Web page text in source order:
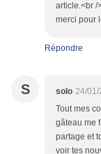
article.<br /
merci pour
Répondre
S solo 24/01/
Tout mes
gâteau me
partage et
voir tes